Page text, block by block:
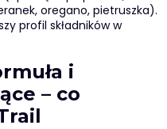
oregano, pietruszka).
profil składników w
i
– co